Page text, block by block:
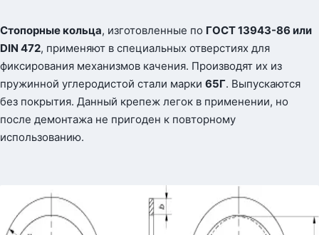
Стопорные кольца, изготовленные по ГОСТ 13943-86 или
DIN 472, применяют в специальных отверстиях для
фиксирования механизмов качения. Производят их из
пружинной углеродистой стали марки 65Г. Выпускаются
без покрытия. Данный крепеж легок в применении, но
после демонтажа не пригоден к повторному
использованию.